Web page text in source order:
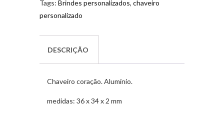
Tags: Brindes personalizados, chaveiro
personalizado
DESCRIÇÃO
Chaveiro coração. Alumínio.
medidas: 36 x 34 x 2 mm